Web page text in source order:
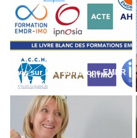
Avis sur les Formations EMDR
en France